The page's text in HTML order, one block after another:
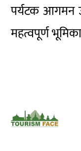
पर्यटक आगमन
महत्वपूर्ण